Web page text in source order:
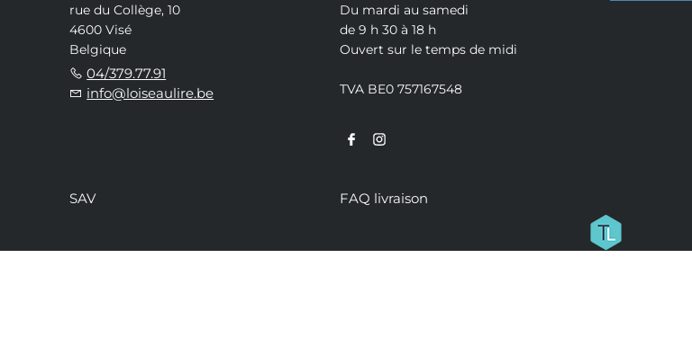
rue du Collège, 10
4600 Visé
Belgique
04/379.77.91
info@loiseaulire.be
Du mardi au samedi
de 9 h 30 à 18 h
Ouvert sur le temps de midi
TVA BE0 757167548
SAV FAQ livraison